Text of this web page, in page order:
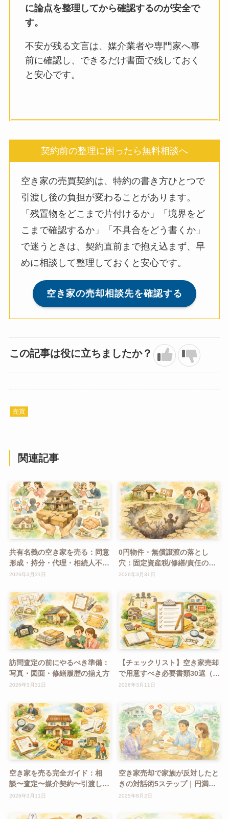
に論点を整理してから確認するのが安全で
す。
不安が残る文言は、媒介業者や専門家へ事
前に確認し、できるだけ書面で残しておく
と安心です。
契約前の整理に困ったら無料相談へ
空き家の売買契約は、特約の書き方ひとつで
引渡し後の負担が変わることがあります。
「残置物をどこまで片付けるか」「境界をど
こまで確認するか」「不具合をどう書くか」
で迷うときは、契約直前まで抱え込まず、早
めに相談して整理しておくと安心です。
空き家の売却相談先を確認する
この記事は役に立ちましたか？
売買
関連記事
共有名義の空き家を売る：同意
形成・持分・代理・相続人不明
の手順
2026年3月31日
0円物件・無償譲渡の落とし
穴：固定資産税/修繕/責任の現
実
2026年3月31日
訪問査定の前にやるべき準備：
写真・図面・修繕履歴の揃え方
2026年3月31日
【チェックリスト】空き家売却
で用意すべき必要書類30選（相
続あり/なし別）
2026年3月11日
空き家を売る完全ガイド：相
談〜査定〜媒介契約〜引渡しま
での最短ルート
2026年3月11日
空き家売却で家族が反対したと
きの対話術5ステップ｜円満解
決ガイド
2025年8月2日